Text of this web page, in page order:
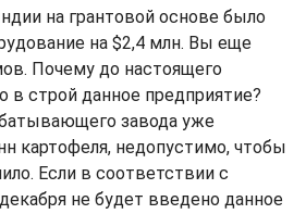
на грантовой основе было
на $2,4 млн. Вы еще
Почему до настоящего
в строй данное предприятие?
завода уже
картофеля, недопустимо, чтобы
Если в соответствии с
не будет введено данное